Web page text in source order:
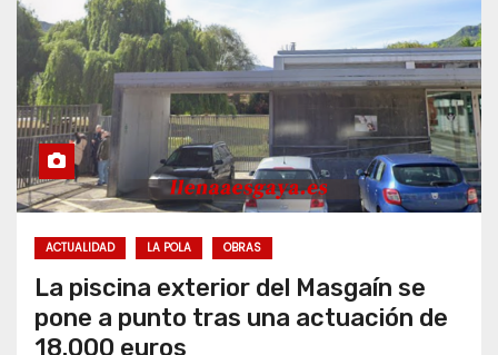
ACTUALIDAD LA POLA OBRAS
La piscina exterior del Masgaín se
pone a punto tras una actuación de
18.000 euros